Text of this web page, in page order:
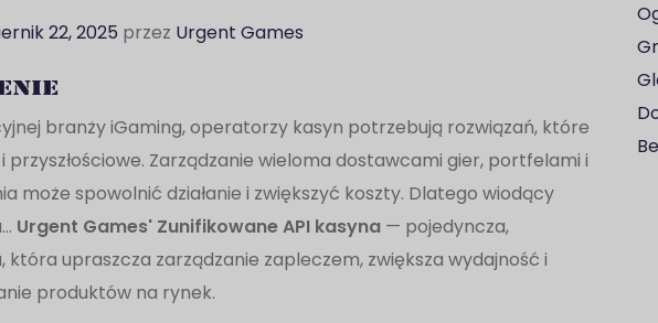
22, 2025 przez Urgent Games
branży iGaming, operatorzy kasyn potrzebują rozwiązań, które
przyszłościowe. Zarządzanie wieloma dostawcami gier, portfelami i
może spowolnić działanie i zwiększyć koszty. Dlatego wiodący
Urgent Games' Zunifikowane API kasyna — pojedyncza,
upraszcza zarządzanie zapleczem, zwiększa wydajność i
produktów na rynek.